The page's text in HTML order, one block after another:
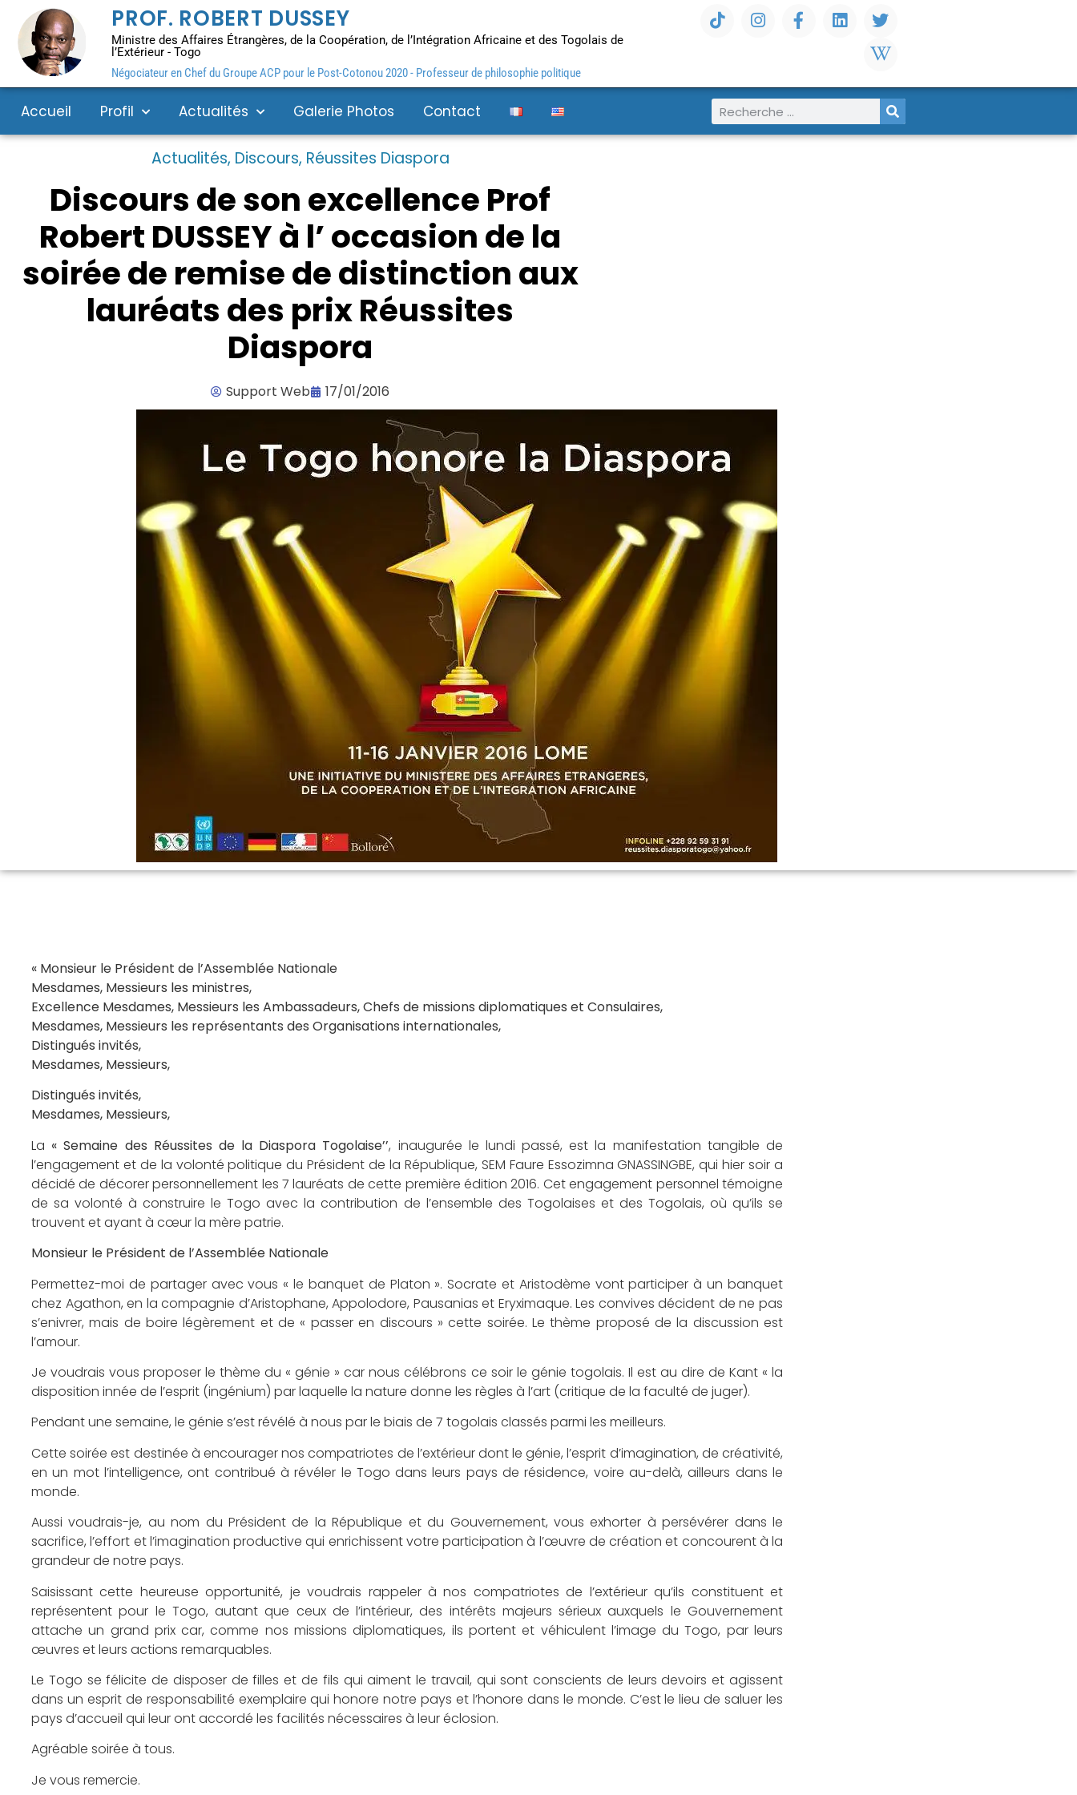
PROF. ROBERT DUSSEY
Ministre des Affaires Étrangères, de la Coopération, de l’Intégration Africaine et des Togolais de
l’Extérieur - Togo
Négociateur en Chef du Groupe ACP pour le Post-Cotonou 2020 - Professeur de philosophie politique
Accueil Profil Actualités Galerie Photos Contact
Actualités, Discours, Réussites Diaspora
Discours de son excellence Prof
Robert DUSSEY à l’ occasion de la
soirée de remise de distinction aux
lauréats des prix Réussites
Diaspora
Support Web 17/01/2016
« Monsieur le Président de l’Assemblée Nationale
Mesdames, Messieurs les ministres,
Excellence Mesdames, Messieurs les Ambassadeurs, Chefs de missions diplomatiques et Consulaires,
Mesdames, Messieurs les représentants des Organisations internationales,
Distingués invités,
Mesdames, Messieurs,
Distingués invités,
Mesdames, Messieurs,
La « Semaine des Réussites de la Diaspora Togolaise’’, inaugurée le lundi passé, est la manifestation tangible de
l’engagement et de la volonté politique du Président de la République, SEM Faure Essozimna GNASSINGBE, qui hier soir a
décidé de décorer personnellement les 7 lauréats de cette première édition 2016. Cet engagement personnel témoigne
de sa volonté à construire le Togo avec la contribution de l’ensemble des Togolaises et des Togolais, où qu’ils se
trouvent et ayant à cœur la mère patrie.
Monsieur le Président de l’Assemblée Nationale
Permettez-moi de partager avec vous « le banquet de Platon ». Socrate et Aristodème vont participer à un banquet
chez Agathon, en la compagnie d’Aristophane, Appolodore, Pausanias et Eryximaque. Les convives décident de ne pas
s’enivrer, mais de boire légèrement et de « passer en discours » cette soirée. Le thème proposé de la discussion est
l’amour.
Je voudrais vous proposer le thème du « génie » car nous célébrons ce soir le génie togolais. Il est au dire de Kant « la
disposition innée de l’esprit (ingénium) par laquelle la nature donne les règles à l’art (critique de la faculté de juger).
Pendant une semaine, le génie s’est révélé à nous par le biais de 7 togolais classés parmi les meilleurs.
Cette soirée est destinée à encourager nos compatriotes de l’extérieur dont le génie, l’esprit d’imagination, de créativité,
en un mot l’intelligence, ont contribué à révéler le Togo dans leurs pays de résidence, voire au-delà, ailleurs dans le
monde.
Aussi voudrais-je, au nom du Président de la République et du Gouvernement, vous exhorter à persévérer dans le
sacrifice, l’effort et l’imagination productive qui enrichissent votre participation à l’œuvre de création et concourent à la
grandeur de notre pays.
Saisissant cette heureuse opportunité, je voudrais rappeler à nos compatriotes de l’extérieur qu’ils constituent et
représentent pour le Togo, autant que ceux de l’intérieur, des intérêts majeurs sérieux auxquels le Gouvernement
attache un grand prix car, comme nos missions diplomatiques, ils portent et véhiculent l’image du Togo, par leurs
œuvres et leurs actions remarquables.
Le Togo se félicite de disposer de filles et de fils qui aiment le travail, qui sont conscients de leurs devoirs et agissent
dans un esprit de responsabilité exemplaire qui honore notre pays et l’honore dans le monde. C’est le lieu de saluer les
pays d’accueil qui leur ont accordé les facilités nécessaires à leur éclosion.
Agréable soirée à tous.
Je vous remercie.